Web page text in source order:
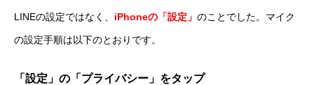
LINEの設定ではなく、 iPhoneの「設定」 のことでした。マイク
の設定手順は以下のとおりです。
「設定」の「プライバシー」をタップ